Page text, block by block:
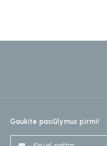
Gaukite pasiūlymus pirmi!